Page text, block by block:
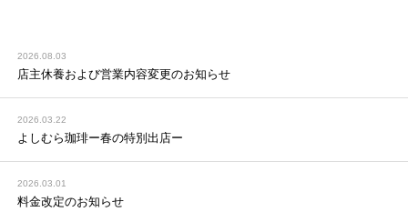
2026.08.03
店主休養および営業内容変更のお知らせ
2026.03.22
よしむら珈琲ー春の特別出店ー
2026.03.01
料金改定のお知らせ